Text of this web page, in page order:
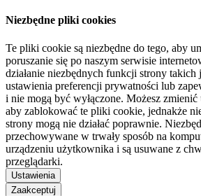
Niezbędne pliki cookies
Te pliki cookie są niezbędne do tego, aby
poruszanie się po naszym serwisie
działanie niezbędnych funkcji strony takich
ustawienia preferencji prywatności lub
i nie mogą być wyłączone. Możesz
aby zablokować te pliki cookie, jednakże
strony mogą nie działać poprawnie.
przechowywane w trwały sposób na
urządzeniu użytkownika i są usuwane z
przeglądarki.
Ustawienia
Zaakceptuj